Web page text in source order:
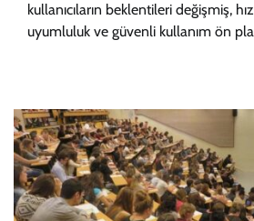
kullanıcıların beklentileri değişmiş,
uyumluluk ve güvenli kullanım ön